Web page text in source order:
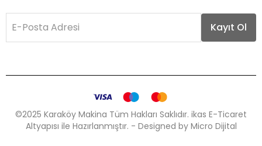
E-Posta Adresi Kayıt Ol
©2025 Karaköy Makina Tüm Hakları Saklıdır. ikas E-Ticaret
Altyapısı ile Hazırlanmıştır. - Designed by Micro Dijital